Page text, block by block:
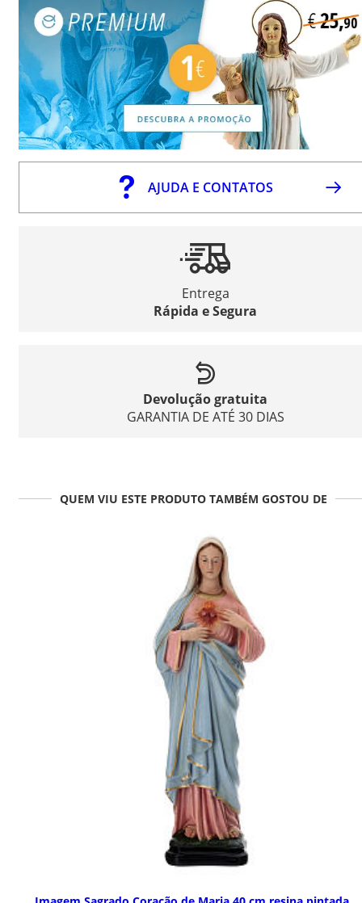
AJUDA E CONTATOS
Entrega
Rápida e Segura
Devolução gratuita
GARANTIA DE ATÉ 30 DIAS
QUEM VIU ESTE PRODUTO TAMBÉM GOSTOU DE